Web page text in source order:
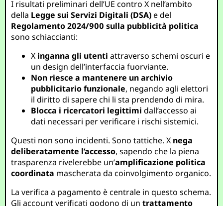
I risultati preliminari dell’UE contro X nell’ambito
della Legge sui Servizi Digitali (DSA)e del
Regolamento 2024/900 sulla pubblicità politica
sono schiaccianti:
X inganna gli utenti attraverso schemi oscuri e
un design dell’interfaccia fuorviante.
Non riesce a mantenere un archivio
pubblicitario funzionale, negando agli elettori
il diritto di sapere chi li sta prendendo di mira.
Blocca i ricercatori legittimi dall’accesso ai
dati necessari per verificare i rischi sistemici.
Questi non sono incidenti. Sono tattiche. X nega
deliberatamente l’accesso, sapendo che la piena
trasparenza rivelerebbe un’amplificazione politica
coordinata mascherata da coinvolgimento organico.
La verifica a pagamento è centrale in questo schema.
Gli account verificati godono di untrattamento